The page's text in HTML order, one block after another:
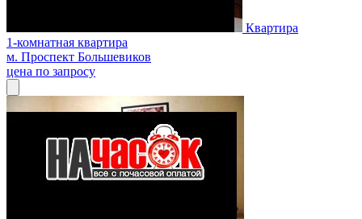
Квартира
1-комнатная квартира
м. Проспект Большевиков
цена по запросу